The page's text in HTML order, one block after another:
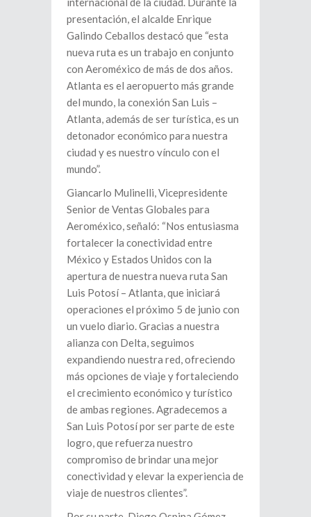
presentación, el alcalde Enrique
Galindo Ceballos destacó que “esta
nueva ruta es un trabajo en conjunto
con Aeroméxico de más de dos años.
Atlanta es el aeropuerto más grande
del mundo, la conexión San Luis –
Atlanta, además de ser turística, es un
detonador económico para nuestra
ciudad y es nuestro vínculo con el
mundo”.
Giancarlo Mulinelli, Vicepresidente
Senior de Ventas Globales para
Aeroméxico, señaló: “Nos entusiasma
fortalecer la conectividad entre
México y Estados Unidos con la
apertura de nuestra nueva ruta San
Luis Potosí – Atlanta, que iniciará
operaciones el próximo 5 de junio con
un vuelo diario. Gracias a nuestra
alianza con Delta, seguimos
expandiendo nuestra red, ofreciendo
más opciones de viaje y fortaleciendo
el crecimiento económico y turístico
de ambas regiones. Agradecemos a
San Luis Potosí por ser parte de este
logro, que refuerza nuestro
compromiso de brindar una mejor
conectividad y elevar la experiencia de
viaje de nuestros clientes”.